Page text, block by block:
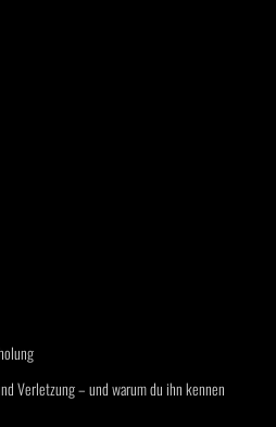
Verletzung – und warum du ihn kennen